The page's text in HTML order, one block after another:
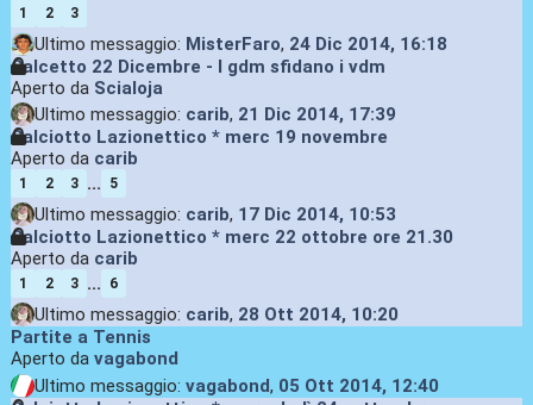
1 2 3
Ultimo messaggio: MisterFaro, 24 Dic 2014, 16:18
Calcetto 22 Dicembre - I gdm sfidano i vdm
Aperto da Scialoja
Ultimo messaggio: carib, 21 Dic 2014, 17:39
Calciotto Lazionettico * merc 19 novembre
Aperto da carib
1 2 3 ... 5
Ultimo messaggio: carib, 17 Dic 2014, 10:53
Calciotto Lazionettico * merc 22 ottobre ore 21.30
Aperto da carib
1 2 3 ... 6
Ultimo messaggio: carib, 28 Ott 2014, 10:20
Partite a Tennis
Aperto da vagabond
Ultimo messaggio: vagabond, 05 Ott 2014, 12:40